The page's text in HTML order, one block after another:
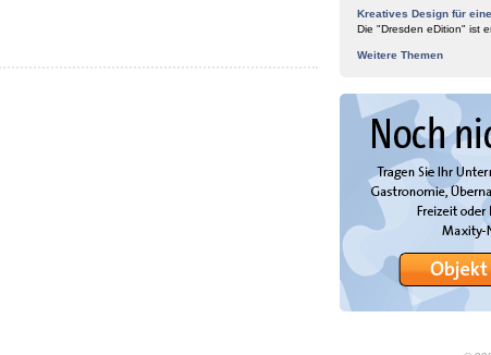
Kreatives Design für
Die "Dresden eDition" ist
Weitere Themen